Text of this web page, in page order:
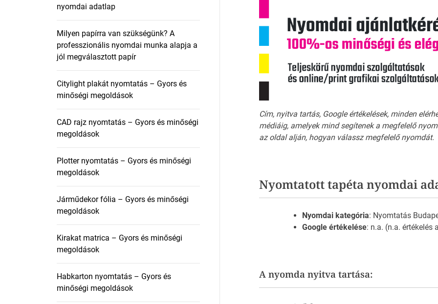
Cím, nyitva tartás, Google értékelések, minden
médiáig, amelyek mind segítenek a megfelelő
az oldal alján, hogyan válassz megfelelő nyomdát.
Nyomtatott tapéta nyomdai
Nyomdai kategória: Nyomtatás
Google értékelése: n.a. (n.a. értékelés
A nyomda nyitva tartása:
nyomdai adatlap
Milyen papírra van szükségünk? A
professzionális nyomdai munka alapja a
jól megválasztott papír
Citylight plakát nyomtatás – Gyors és
minőségi megoldások
CAD rajz nyomtatás – Gyors és minőségi
megoldások
Plotter nyomtatás – Gyors és minőségi
megoldások
Járműdekor fólia – Gyors és minőségi
megoldások
Kirakat matrica – Gyors és minőségi
megoldások
Habkarton nyomtatás – Gyors és
minőségi megoldások